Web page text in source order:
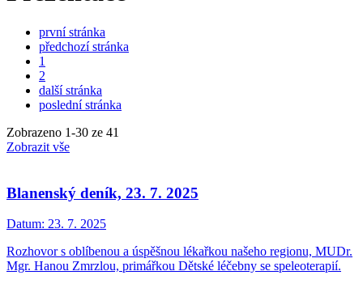
první stránka
předchozí stránka
1
2
další stránka
poslední stránka
Zobrazeno 1-30 ze 41
Zobrazit vše
Blanenský deník, 23. 7. 2025
Datum: 23. 7. 2025
Rozhovor s oblíbenou a úspěšnou lékařkou našeho regionu, MUDr.
Mgr. Hanou Zmrzlou, primářkou Dětské léčebny se speleoterapií.